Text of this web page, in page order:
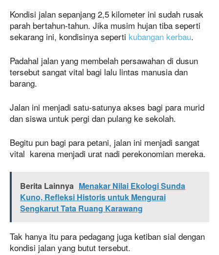
Kondisi jalan sepanjang 2,5 kilometer ini sudah rusak
parah bertahun-tahun. Jika musim hujan tiba seperti
sekarang ini, kondisinya seperti kubangan kerbau.
Padahal jalan yang membelah persawahan di dusun
tersebut sangat vital bagi lalu lintas manusia dan
barang.
Jalan ini menjadi satu-satunya akses bagi para murid
dan siswa untuk pergi dan pulang ke sekolah.
Begitu pun bagi para petani, jalan ini menjadi sangat
vital karena menjadi urat nadi perekonomian mereka.
Berita Lainnya Menakar Nilai Ekologi Sunda
Kuno, Refleksi Historis untuk Mengurai
Sengkarut Tata Ruang Karawang
Tak hanya itu para pedagang juga ketiban sial dengan
kondisi jalan yang butut tersebut.